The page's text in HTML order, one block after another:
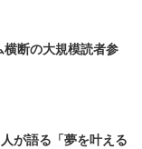
断の大規模読者参
が語る「夢を叶える